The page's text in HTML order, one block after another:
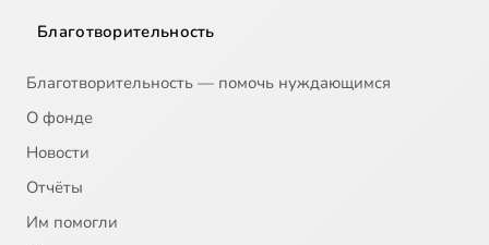
Благотворительность
Благотворительность — помочь нуждающимся
О фонде
Новости
Отчёты
Им помогли